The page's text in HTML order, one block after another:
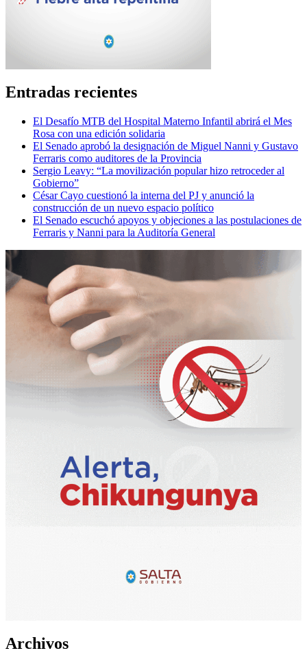
Entradas recientes
El Desafío MTB del Hospital Materno Infantil abrirá el Mes
Rosa con una edición solidaria
El Senado aprobó la designación de Miguel Nanni y Gustavo
Ferraris como auditores de la Provincia
Sergio Leavy: “La movilización popular hizo retroceder al
Gobierno”
César Cayo cuestionó la interna del PJ y anunció la
construcción de un nuevo espacio político
El Senado escuchó apoyos y objeciones a las postulaciones de
Ferraris y Nanni para la Auditoría General
Archivos